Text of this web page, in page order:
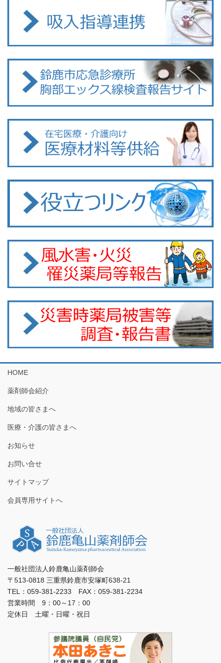
HOME
薬剤師会紹介
地域の皆さまへ
医療・介護の皆さまへ
お知らせ
お問い合せ
サイトマップ
会員専用サイトへ
一般社団法人鈴鹿亀山薬剤師会
〒513-0818 三重県鈴鹿市安塚町638-21
TEL：059-381-2233 FAX：059-381-2234
営業時間 9：00～17：00
定休日 土曜・日曜・祝日